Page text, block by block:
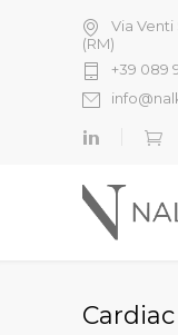
Via Venti
(RM)
+39 089